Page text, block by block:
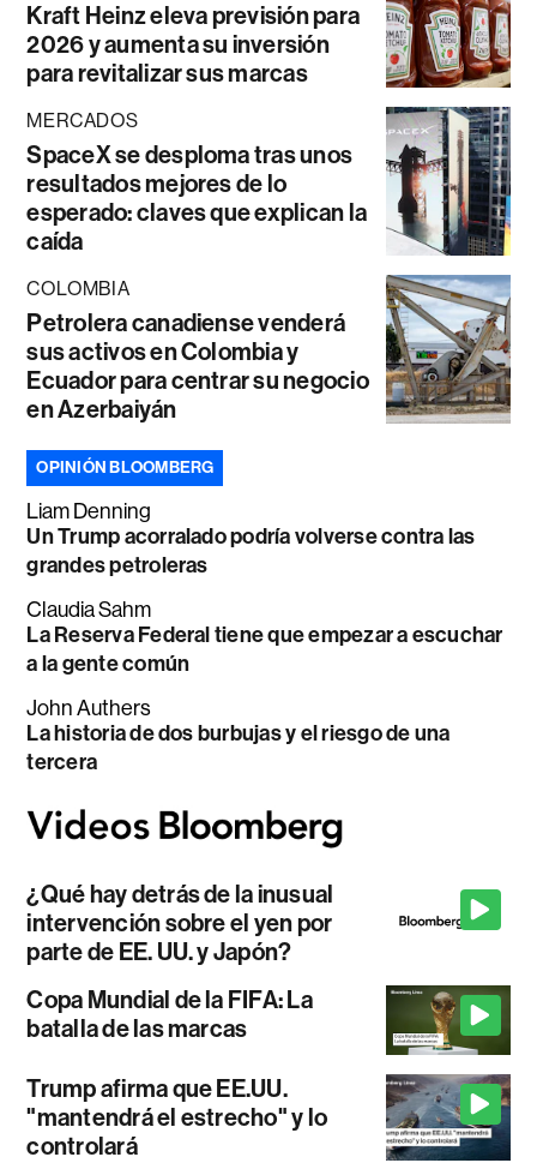
Kraft Heinz eleva previsión para
2026 y aumenta su inversión
para revitalizar sus marcas
MERCADOS
SpaceX se desploma tras unos
resultados mejores de lo
esperado: claves que explican la
caída
COLOMBIA
Petrolera canadiense venderá
sus activos en Colombia y
Ecuador para centrar su negocio
en Azerbaiyán
OPINIÓN BLOOMBERG
Liam Denning
Un Trump acorralado podría volverse contra las
grandes petroleras
Claudia Sahm
La Reserva Federal tiene que empezar a escuchar
a la gente común
John Authers
La historia de dos burbujas y el riesgo de una
tercera
¿Qué hay detrás de la inusual
intervención sobre el yen por
parte de EE. UU. y Japón?
Copa Mundial de la FIFA: La
batalla de las marcas
Trump afirma que EE.UU.
"mantendrá el estrecho" y lo
controlará